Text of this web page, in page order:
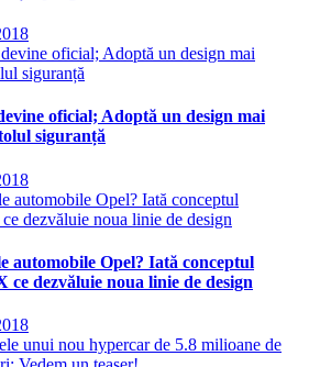
oficial; Adoptă un design mai
siguranță
automobile Opel? Iată conceptul
ce dezvăluie noua linie de design